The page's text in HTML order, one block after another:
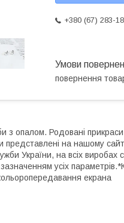
+380 (67) 283-
повернення
з опалом. Родовані прикраси
представлені на нашому
України, на всіх виробах
усіх
екрана